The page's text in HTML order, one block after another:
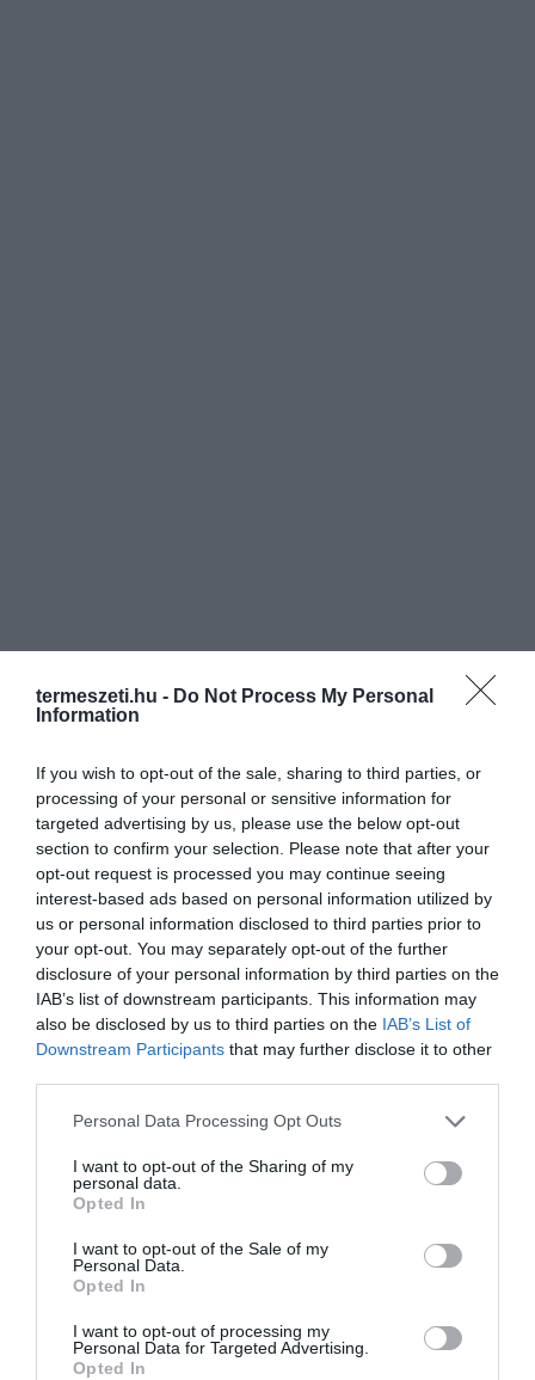
termeszeti.hu - Do Not Process My Personal
Information
If you wish to opt-out of the sale, sharing to third parties, or
processing of your personal or sensitive information for
targeted advertising by us, please use the below opt-out
section to confirm your selection. Please note that after your
opt-out request is processed you may continue seeing
interest-based ads based on personal information utilized by
us or personal information disclosed to third parties prior to
your opt-out. You may separately opt-out of the further
disclosure of your personal information by third parties on the
IAB’s list of downstream participants. This information may
also be disclosed by us to third parties on the IAB’s List of
Downstream Participants that may further disclose it to other
Please note that this website/app uses one or more Google
not limited to your visit or usage behaviour. You may click to
grant or deny consent to Google and its third-party tags to
use your data for below specified purposes in below Google
consent section.
Personal Data Processing Opt Outs
I want to opt-out of the Sharing of my
personal data.
Opted In
I want to opt-out of the Sale of my
Personal Data.
Opted In
I want to opt-out of processing my
Personal Data for Targeted Advertising.
Opted In